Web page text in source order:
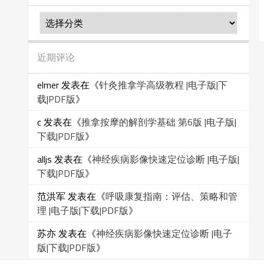
近期评论
elmer发表在《针灸推拿学高级教程 |电子版|下
载|PDF版》
c发表在《推拿按摩的解剖学基础 第6版 |电子版|
下载|PDF版》
alljs 发表在《神经疾病影像快速定位诊断 |电子版|
下载|PDF版》
范洪军发表在《呼吸康复指南：评估、策略和管
理 |电子版|下载|PDF版》
苏亦发表在《神经疾病影像快速定位诊断 |电子
版|下载|PDF版》